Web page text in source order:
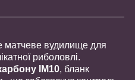
матчеве вудилище для
риболовлі.
IM10, бланк